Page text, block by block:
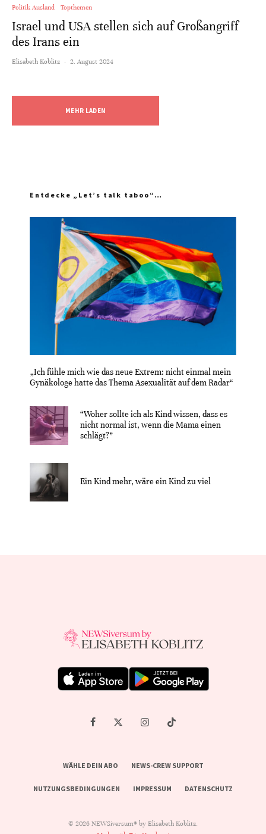
Politik Ausland Topthemen
Israel und USA stellen sich auf Großangriff
des Irans ein
Elisabeth Koblitz · 2. August 2024
MEHR LADEN
Entdecke „Let’s talk taboo“…
„Ich fühle mich wie das neue Extrem: nicht einmal mein
Gynäkologe hatte das Thema Asexualität auf dem Radar“
“Woher sollte ich als Kind wissen, dass es
nicht normal ist, wenn die Mama einen
schlägt?”
Ein Kind mehr, wäre ein Kind zu viel
WÄHLE DEIN ABO NEWS-CREW SUPPORT
NUTZUNGSBEDINGUNGEN IMPRESSUM DATENSCHUTZ
© 2026 NEWSiversum® by Elisabeth Koblitz.